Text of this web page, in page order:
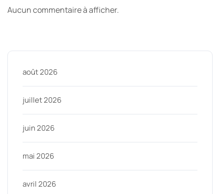
Aucun commentaire à afficher.
août 2026
juillet 2026
juin 2026
mai 2026
avril 2026